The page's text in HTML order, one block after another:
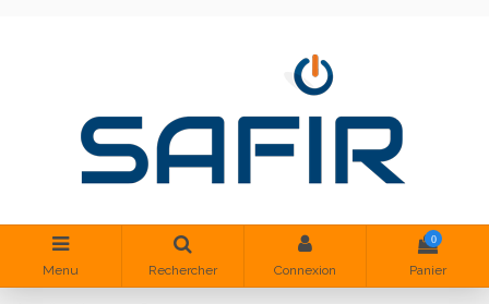
Menu Rechercher Connexion
0
Panier